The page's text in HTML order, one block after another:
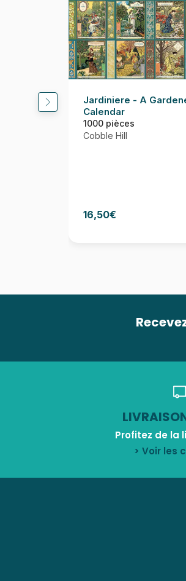
Jardiniere - A
Calendar
1000 pièces
Cobble Hill
16,50€
Profitez de la
> Voir les